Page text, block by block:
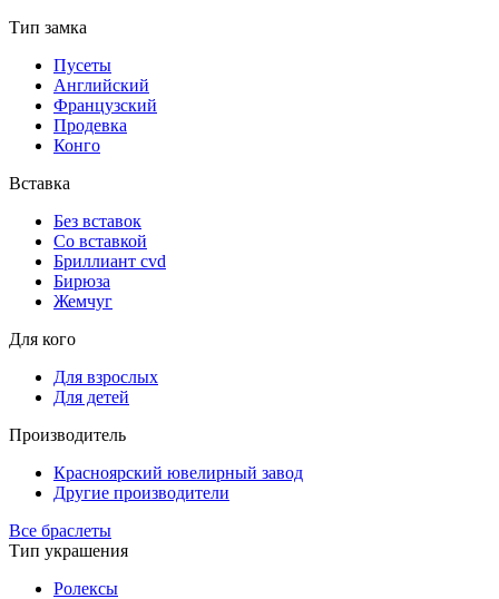
Тип замка
Пусеты
Английский
Французский
Продевка
Конго
Вставка
Без вставок
Со вставкой
Бриллиант cvd
Бирюза
Жемчуг
Для кого
Для взрослых
Для детей
Производитель
Красноярский ювелирный завод
Другие производители
Все браслеты
Тип украшения
Ролексы